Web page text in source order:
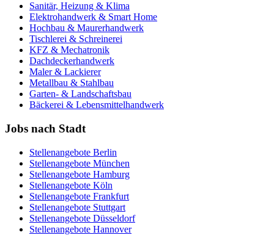
Sanitär, Heizung & Klima
Elektrohandwerk & Smart Home
Hochbau & Maurerhandwerk
Tischlerei & Schreinerei
KFZ & Mechatronik
Dachdeckerhandwerk
Maler & Lackierer
Metallbau & Stahlbau
Garten- & Landschaftsbau
Bäckerei & Lebensmittelhandwerk
Jobs nach Stadt
Stellenangebote Berlin
Stellenangebote München
Stellenangebote Hamburg
Stellenangebote Köln
Stellenangebote Frankfurt
Stellenangebote Stuttgart
Stellenangebote Düsseldorf
Stellenangebote Hannover